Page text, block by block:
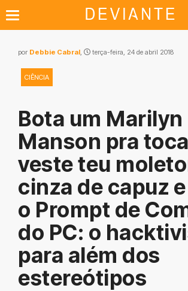
por Debbie Cabral, terça-feira, 24 de abril 2018
CIÊNCIA
Bota um Marilyn
Manson pra
veste teu
cinza de capuz
o Prompt de
do PC: o
para além dos
estereótipos